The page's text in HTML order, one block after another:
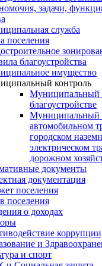
задачи,
служба
поселения
благоустройства
имущество
контроль
Муниципальный
благоустройстве
Муниципальный
автомобильном
городском
электрическом
дорожном
документы
документация
поселения
поселения
о доходах
коррупции
и
и спорт